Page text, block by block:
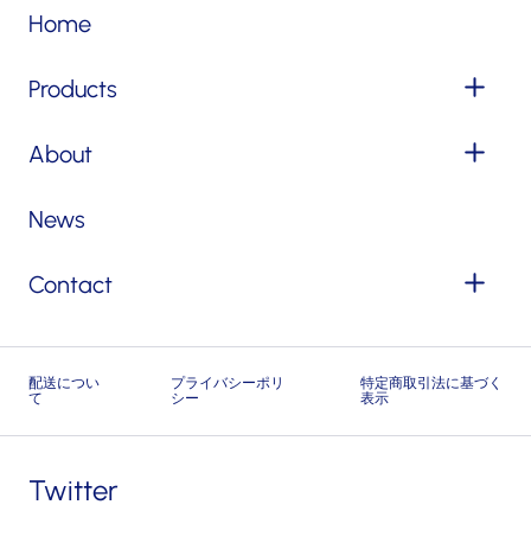
Home
Products
About
News
Contact
配送につい
て
プライバシーポリ
シー
特定商取引法に基づく
表示
Twitter